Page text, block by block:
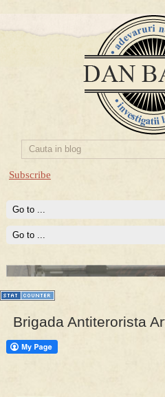
Subscribe
PRESA
Permise pentru vânătoarea de
Prima mea carte publicata
Averea Presedintelui: prima
conturi secrete ale Securitatii.
Brigada Antiterorista